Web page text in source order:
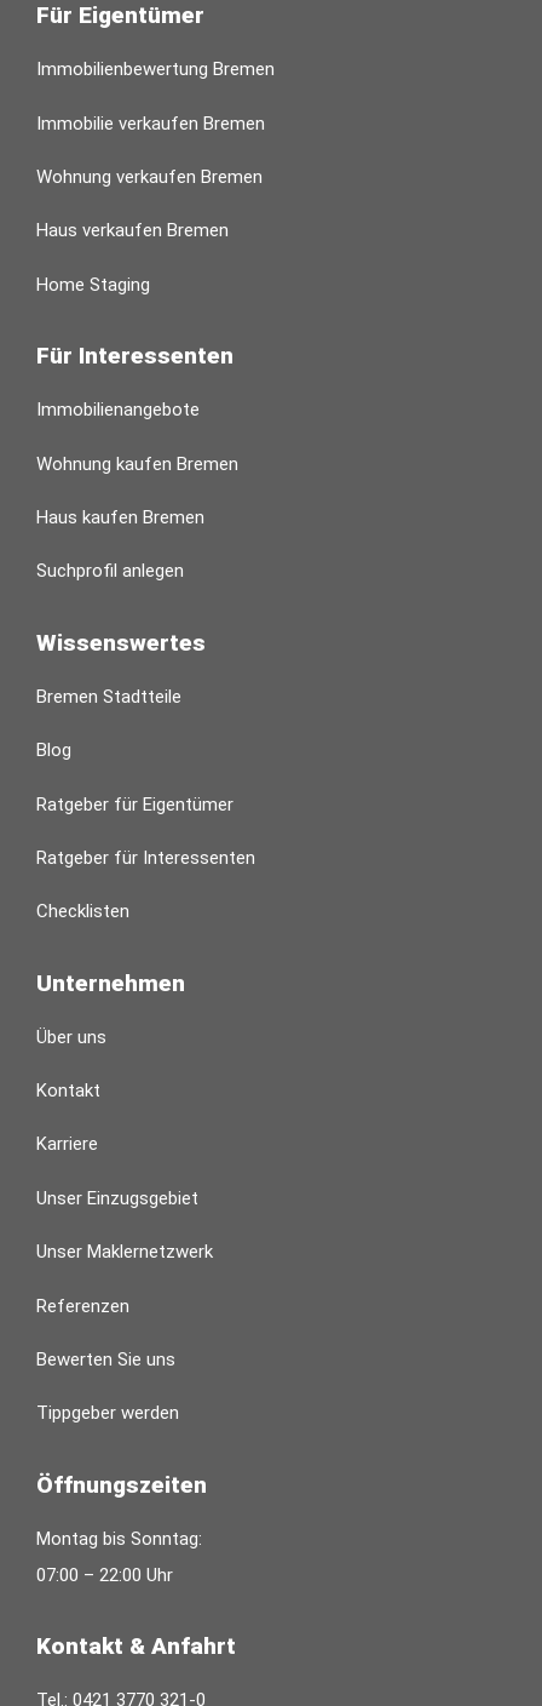
Für Eigentümer
Immobilienbewertung Bremen
Immobilie verkaufen Bremen
Wohnung verkaufen Bremen
Haus verkaufen Bremen
Home Staging
Für Interessenten
Immobilienangebote
Wohnung kaufen Bremen
Haus kaufen Bremen
Suchprofil anlegen
Wissenswertes
Bremen Stadtteile
Blog
Ratgeber für Eigentümer
Ratgeber für Interessenten
Checklisten
Unternehmen
Über uns
Kontakt
Karriere
Unser Einzugsgebiet
Unser Maklernetzwerk
Referenzen
Bewerten Sie uns
Tippgeber werden
Öffnungszeiten
Montag bis Sonntag:
07:00 – 22:00 Uhr
Kontakt & Anfahrt
Tel.: 0421 3770 321-0